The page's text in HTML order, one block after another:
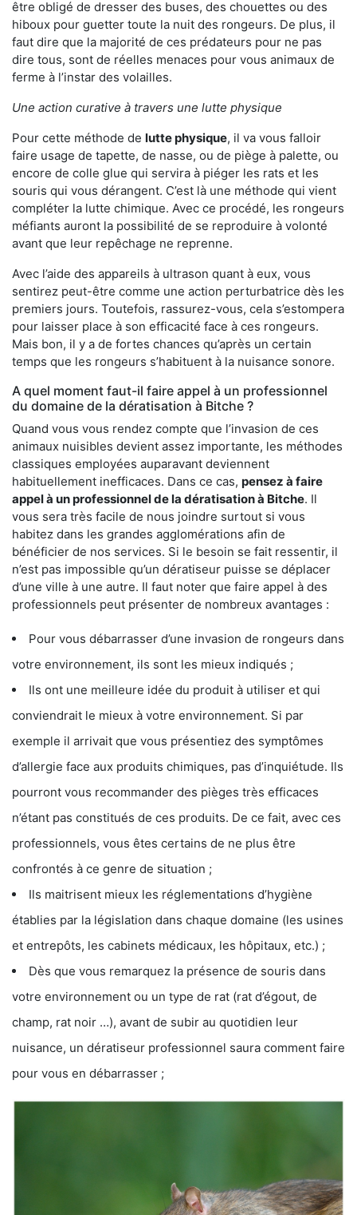
être obligé de dresser des buses, des chouettes ou des
hiboux pour guetter toute la nuit des rongeurs. De plus, il
faut dire que la majorité de ces prédateurs pour ne pas
dire tous, sont de réelles menaces pour vous animaux de
ferme à l’instar des volailles.
Une action curative à travers une lutte physique
Pour cette méthode de lutte physique, il va vous falloir
faire usage de tapette, de nasse, ou de piège à palette, ou
encore de colle glue qui servira à piéger les rats et les
souris qui vous dérangent. C’est là une méthode qui vient
compléter la lutte chimique. Avec ce procédé, les rongeurs
méfiants auront la possibilité de se reproduire à volonté
avant que leur repêchage ne reprenne.
Avec l’aide des appareils à ultrason quant à eux, vous
sentirez peut-être comme une action perturbatrice dès les
premiers jours. Toutefois, rassurez-vous, cela s’estompera
pour laisser place à son efficacité face à ces rongeurs.
Mais bon, il y a de fortes chances qu’après un certain
temps que les rongeurs s’habituent à la nuisance sonore.
A quel moment faut-il faire appel à un professionnel
du domaine de la dératisation à Bitche ?
Quand vous vous rendez compte que l’invasion de ces
animaux nuisibles devient assez importante, les méthodes
classiques employées auparavant deviennent
habituellement inefficaces. Dans ce cas, pensez à faire
appel à un professionnel de la dératisation à Bitche. Il
vous sera très facile de nous joindre surtout si vous
habitez dans les grandes agglomérations afin de
bénéficier de nos services. Si le besoin se fait ressentir, il
n’est pas impossible qu’un dératiseur puisse se déplacer
d’une ville à une autre. Il faut noter que faire appel à des
professionnels peut présenter de nombreux avantages :
Pour vous débarrasser d’une invasion de rongeurs dans
votre environnement, ils sont les mieux indiqués ;
Ils ont une meilleure idée du produit à utiliser et qui
conviendrait le mieux à votre environnement. Si par
exemple il arrivait que vous présentiez des symptômes
d’allergie face aux produits chimiques, pas d’inquiétude. Ils
pourront vous recommander des pièges très efficaces
n’étant pas constitués de ces produits. De ce fait, avec ces
professionnels, vous êtes certains de ne plus être
confrontés à ce genre de situation ;
Ils maitrisent mieux les réglementations d’hygiène
établies par la législation dans chaque domaine (les usines
et entrepôts, les cabinets médicaux, les hôpitaux, etc.) ;
Dès que vous remarquez la présence de souris dans
votre environnement ou un type de rat (rat d’égout, de
champ, rat noir …), avant de subir au quotidien leur
nuisance, un dératiseur professionnel saura comment faire
pour vous en débarrasser ;